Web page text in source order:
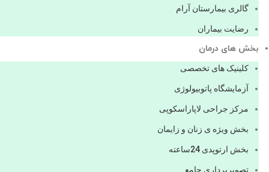
گالری بیمارستان آرام
رضایت بیماران
بخش های درمان
کلینیک های تخصصی
آزمایشگاه پاتوبیولوژی
مرکز جراحی لاپاراسکوپی
بخش ویژه ی زنان و زایمان
بخش ارتوپدی 24ساعته
تصویربرداری جامع